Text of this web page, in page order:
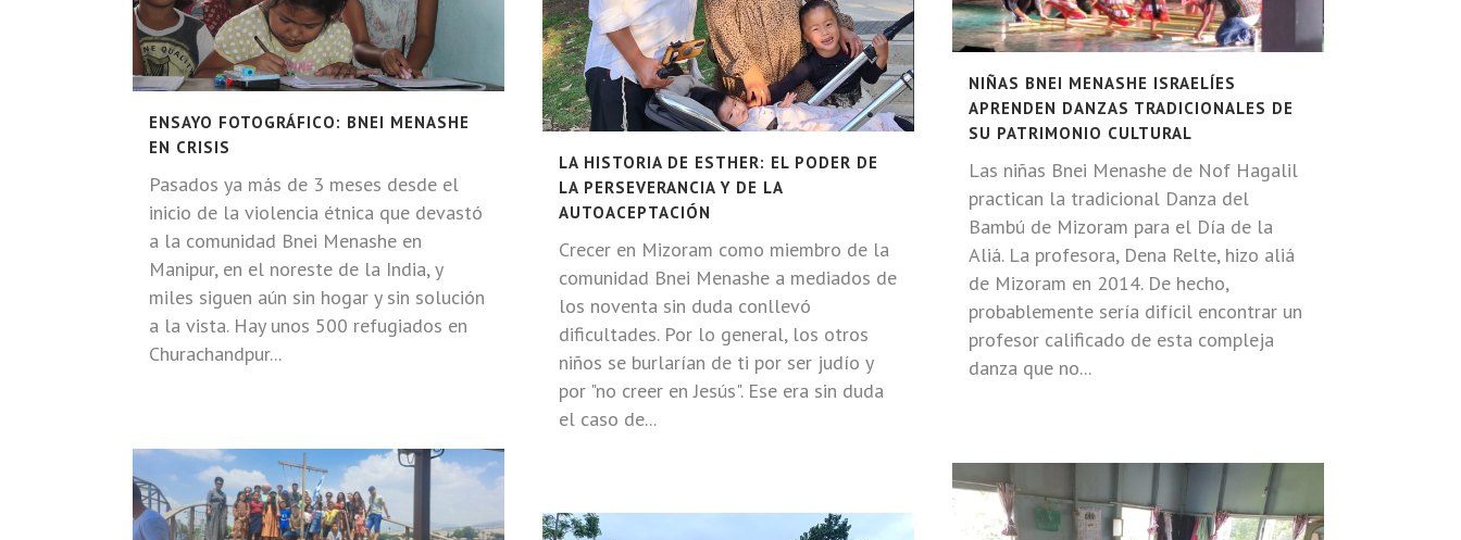
ENSAYO FOTOGRÁFICO: BNEI MENASHE
EN CRISIS
Pasados ya más de 3 meses desde el
inicio de la violencia étnica que devastó
a la comunidad Bnei Menashe en
Manipur, en el noreste de la India, y
miles siguen aún sin hogar y sin solución
a la vista. Hay unos 500 refugiados en
Churachandpur...
LA HISTORIA DE ESTHER: EL PODER DE
LA PERSEVERANCIA Y DE LA
AUTOACEPTACIÓN
Crecer en Mizoram como miembro de la
comunidad Bnei Menashe a mediados de
los noventa sin duda conllevó
dificultades. Por lo general, los otros
niños se burlarían de ti por ser judío y
por "no creer en Jesús". Ese era sin duda
el caso de...
NIÑAS BNEI MENASHE ISRAELÍES
APRENDEN DANZAS TRADICIONALES DE
SU PATRIMONIO CULTURAL
Las niñas Bnei Menashe de Nof Hagalil
practican la tradicional Danza del
Bambú de Mizoram para el Día de la
Aliá. La profesora, Dena Relte, hizo aliá
de Mizoram en 2014. De hecho,
probablemente sería difícil encontrar un
profesor calificado de esta compleja
danza que no...